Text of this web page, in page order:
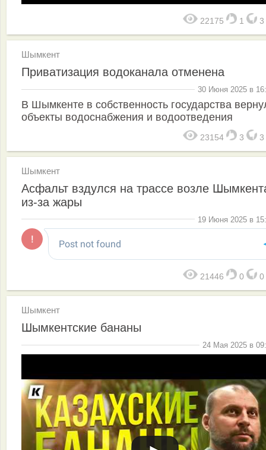
22175 1 3
Шымкент
Приватизация водоканала отменена
30 Июня 2025 в
В Шымкенте в собственность государства
объекты водоснабжения и водоотведения
23154 3 3
Шымкент
Асфальт вздулся на трассе возле
из-за жары
19 Июня 2025 в
21446 0 0
Шымкент
Шымкентские бананы
24 Мая 2025 в